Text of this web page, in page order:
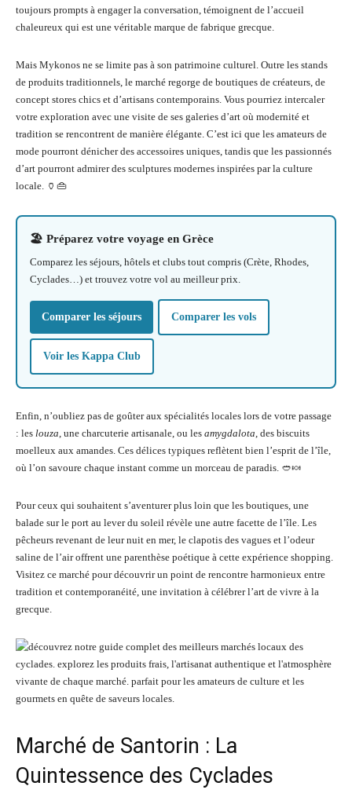
toujours prompts à engager la conversation, témoignent de l’accueil
chaleureux qui est une véritable marque de fabrique grecque.
Mais Mykonos ne se limite pas à son patrimoine culturel. Outre les stands
de produits traditionnels, le marché regorge de boutiques de créateurs, de
concept stores chics et d’artisans contemporains. Vous pourriez intercaler
votre exploration avec une visite de ses galeries d’art où modernité et
tradition se rencontrent de manière élégante. C’est ici que les amateurs de
mode pourront dénicher des accessoires uniques, tandis que les passionnés
d’art pourront admirer des sculptures modernes inspirées par la culture
locale. 🏺👜
🏖️ Préparez votre voyage en Grèce
Comparez les séjours, hôtels et clubs tout compris (Crète, Rhodes,
Cyclades…) et trouvez votre vol au meilleur prix.
Comparer les séjours Comparer les vols
Voir les Kappa Club
Enfin, n’oubliez pas de goûter aux spécialités locales lors de votre passage
: les louza, une charcuterie artisanale, ou les amygdalota, des biscuits
moelleux aux amandes. Ces délices typiques reflètent bien l’esprit de l’île,
où l’on savoure chaque instant comme un morceau de paradis. 🥙🍬
Pour ceux qui souhaitent s’aventurer plus loin que les boutiques, une
balade sur le port au lever du soleil révèle une autre facette de l’île. Les
pêcheurs revenant de leur nuit en mer, le clapotis des vagues et l’odeur
saline de l’air offrent une parenthèse poétique à cette expérience shopping.
Visitez ce marché pour découvrir un point de rencontre harmonieux entre
tradition et contemporanéité, une invitation à célébrer l’art de vivre à la
grecque.
Marché de Santorin : La
Quintessence des Cyclades